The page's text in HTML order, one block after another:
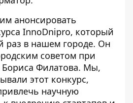
анонсировать
InnoDnipro, который
раз в нашем городе. Он
советом при
Филатова. Мы,
этот конкурс,
научную